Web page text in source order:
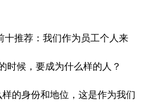
十推荐：我们作为员工个人来
时候，要成为什么样的人？
的身份和地位，这是作为我们